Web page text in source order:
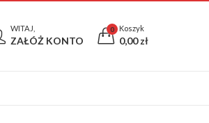
WITAJ,
ZAŁÓŻ KONTO
0 Koszyk
0,00zł